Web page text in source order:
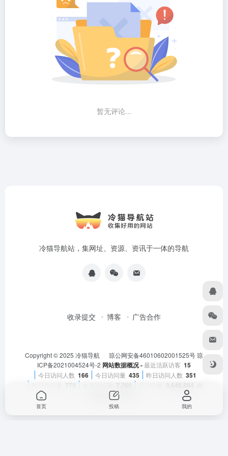
暂无评论...
冷猫导航站，集网址、资源、资讯于一体的导航
收录提交 博客 广告合作
Copyright © 2025 冷猫导航 琼公网安备46010602001525号琼
ICP备2021004524号-2 网站数据概况 -最近活跃访客 15
今日访问人数 166 今日访问量 435 昨日访问人数 351
OneNav强力驱动
首页 投稿 我的